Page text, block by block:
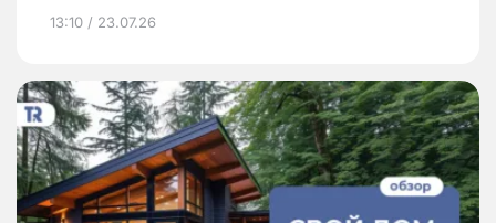
13:10 / 23.07.26